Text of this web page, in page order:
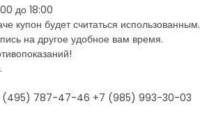
до 18:00
купон будет считаться использованным.
на другое удобное вам время.
(495) 787-47-46 +7 (985) 993-30-03